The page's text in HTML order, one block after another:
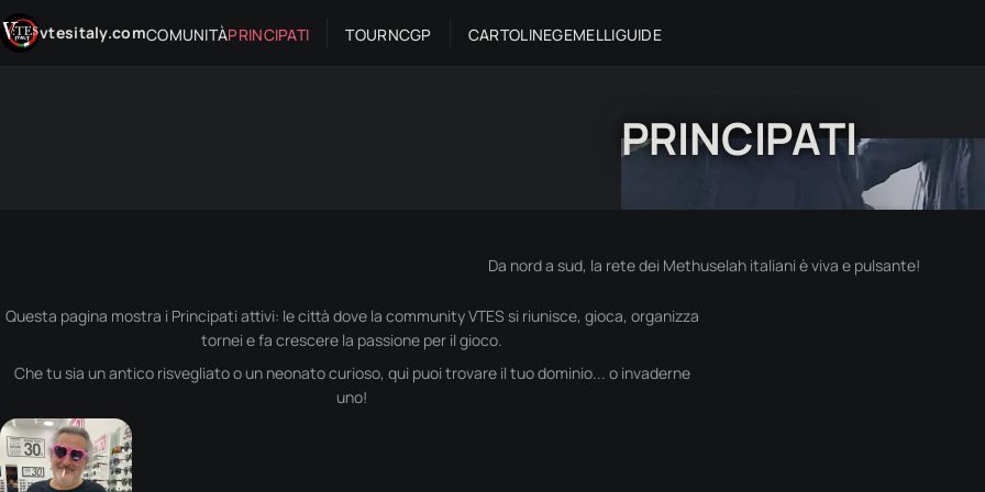
Vai al contenuto
vtesitaly.comCOMUNITÀPRINCIPATI TOURNCGP CARTOLINEGEMELLIGUIDE
PRINCIPATI
Da nord a sud, la rete dei Methuselah italiani è viva e pulsante!
Questa pagina mostra i Principati attivi: le città dove la community VTES si riunisce, gioca, organizza
tornei e fa crescere la passione per il gioco.
Che tu sia un antico risvegliato o un neonato curioso, qui puoi trovare il tuo dominio... o invaderne
uno!